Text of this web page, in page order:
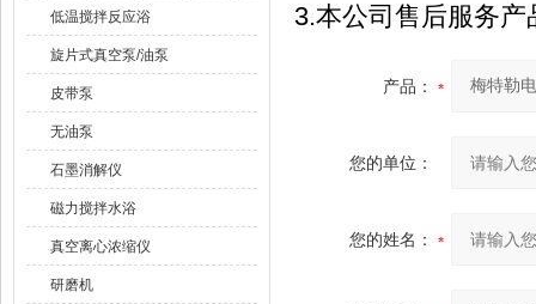
低温搅拌反应浴
旋片式真空泵/油泵
皮带泵
无油泵
石墨消解仪
磁力搅拌水浴
真空离心浓缩仪
研磨机
3.本公司售后服务
产品：
您的单位：
您的姓名：